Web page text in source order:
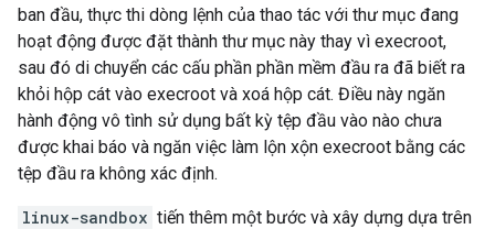
ban đầu, thực thi dòng lệnh của thao tác với thư mục đang
hoạt động được đặt thành thư mục này thay vì execroot,
sau đó di chuyển các cấu phần phần mềm đầu ra đã biết ra
khỏi hộp cát vào execroot và xoá hộp cát. Điều này ngăn
hành động vô tình sử dụng bất kỳ tệp đầu vào nào chưa
được khai báo và ngăn việc làm lộn xộn execroot bằng các
tệp đầu ra không xác định.
linux-sandbox tiến thêm một bước và xây dựng dựa trên